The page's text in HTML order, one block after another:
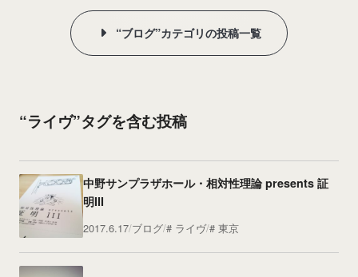
“ブログ”カテゴリの投稿一覧
“ライヴ”タグを含む投稿
中野サンプラザホール・相対性理論 presents 証
明III
2017.6.17 ブログ ライヴ 東京